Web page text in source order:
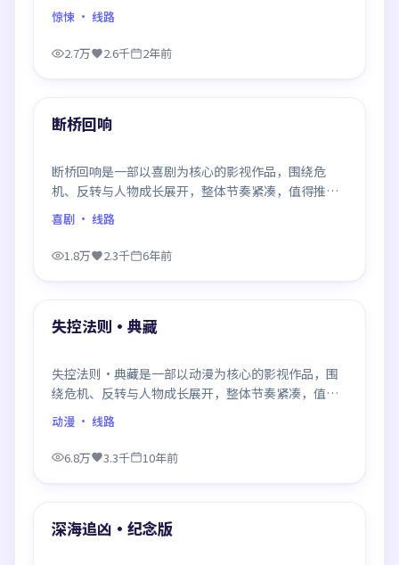
推荐观看。
惊悚 · 线路
2.7万 2.6千 2年前
最新
断桥回响
断桥回响是一部以喜剧为核心的影视作品，围绕危
机、反转与人物成长展开，整体节奏紧凑，值得推荐
观看。
喜剧 · 线路
1.8万 2.3千 6年前
最新
失控法则·典藏
失控法则·典藏是一部以动漫为核心的影视作品，围
绕危机、反转与人物成长展开，整体节奏紧凑，值得
推荐观看。
动漫 · 线路
6.8万 3.3千 10年前
最新
深海追凶·纪念版